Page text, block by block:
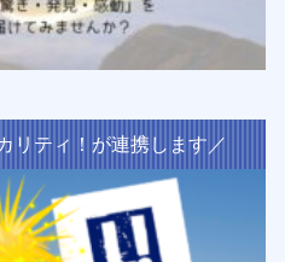
リティ！が連携します／